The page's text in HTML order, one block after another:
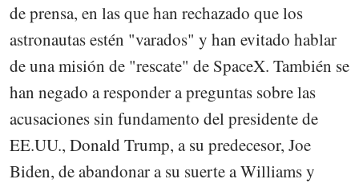
de prensa, en las que han rechazado que los
astronautas estén "varados" y han evitado hablar
de una misión de "rescate" de SpaceX. También se
han negado a responder a preguntas sobre las
acusaciones sin fundamento del presidente de
EE.UU., Donald Trump, a su predecesor, Joe
Biden, de abandonar a su suerte a Williams y